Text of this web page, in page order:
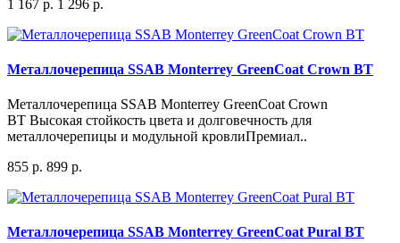
1 167 р. 1 296 р.
Металлочерепица SSAB Monterrey GreenCoat Crown BT
Металлочерепица SSAB Monterrey GreenCoat Crown
BT Высокая стойкость цвета и долговечность для
металлочерепицы и модульной кровлиПремиал..
855 р. 899 р.
Металлочерепица SSAB Monterrey GreenCoat Pural BT